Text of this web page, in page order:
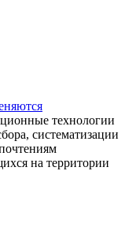
технологии
систематизации
на территории